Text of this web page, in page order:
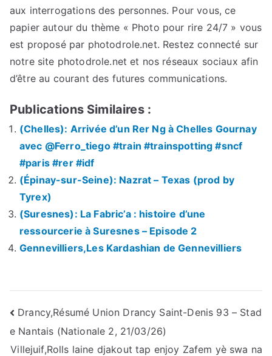
aux interrogations des personnes. Pour vous, ce
papier autour du thème « Photo pour rire 24/7 » vous
est proposé par photodrole.net. Restez connecté sur
notre site photodrole.net et nos réseaux sociaux afin
d’être au courant des futures communications.
Publications Similaires :
(Chelles): Arrivée d’un Rer Ng à Chelles Gournay
avec @Ferro_tiego #train #trainspotting #sncf
#paris #rer #idf
(Épinay-sur-Seine): Nazrat – Texas (prod by
Tyrex)
(Suresnes): La Fabric’a : histoire d’une
ressourcerie à Suresnes – Episode 2
Gennevilliers,Les Kardashian de Gennevilliers
Navigation
de
Drancy,Résumé Union Drancy Saint-Denis 93 – Stad
e Nantais (Nationale 2, 21/03/26)
Villejuif,Rolls laine djakout tap enjoy Zafem yè swa na